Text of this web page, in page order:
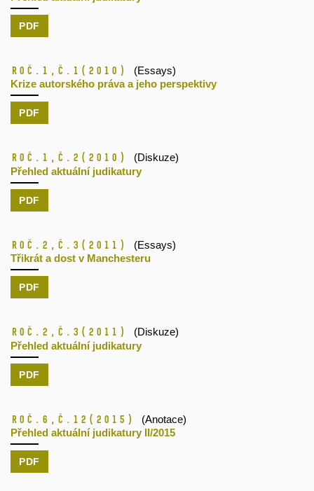
PDF
Roč.1, č.1 (2010)
(Essays)
Krize autorského práva a jeho perspektivy
PDF
Roč.1, č.2 (2010)
(Diskuze)
Přehled aktuální judikatury
PDF
Roč.2, č.3 (2011)
(Essays)
Třikrát a dost v Manchesteru
PDF
Roč.2, č.3 (2011)
(Diskuze)
Přehled aktuální judikatury
PDF
Roč.6, č.12 (2015)
(Anotace)
Přehled aktuální judikatury II/2015
PDF